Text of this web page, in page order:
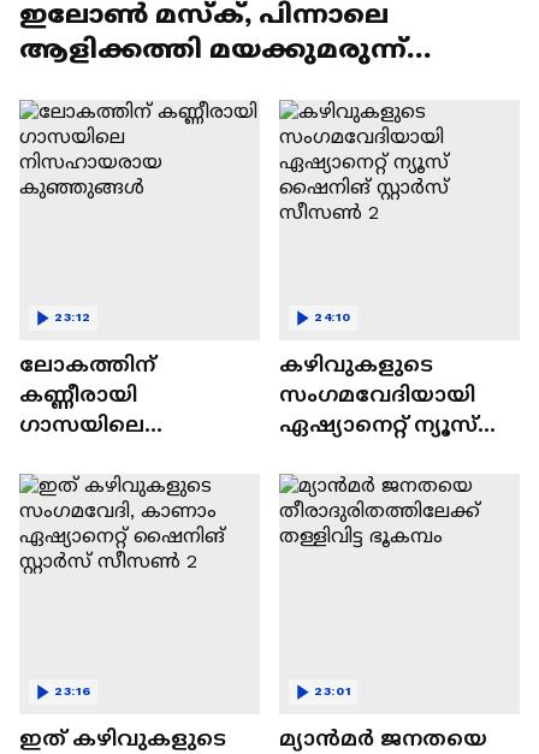
ഇലോൺ മസ്ക്, പിന്നാലെ
ആളിക്കത്തി മയക്കുമരുന്ന്
ലോകത്തിന്
കണ്ണീരായി
ഗാസയിലെ
കുഞ്ഞുങ്ങൾ
23:12
കഴിവുകളുടെ
സംഗമവേദിയായി
ഏഷ്യാനെറ്റ് ന്യൂസ്
സീസൺ 2
24:10
ഇത് കഴിവുകളുടെ
23:16
മ്യാൻമർ ജനതയെ
23:01